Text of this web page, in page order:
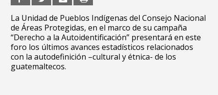
La Unidad de Pueblos Indígenas del Consejo Nacional
de Áreas Protegidas, en el marco de su campaña
“Derecho a la Autoidentificación” presentará en este
foro los últimos avances estadísticos relacionados
con la autodefinición –cultural y étnica- de los
guatemaltecos.